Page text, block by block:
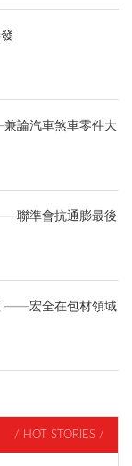
論汽車煞車零件大
聯準會抗通膨最後
——宏全在包材領域
/ HOT STORIES /